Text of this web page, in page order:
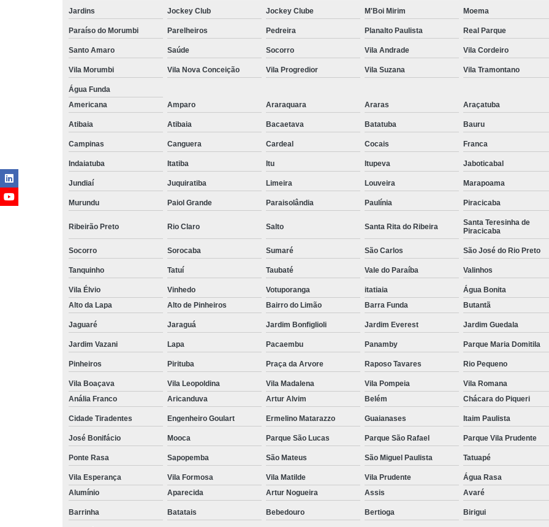
Tubulação em Alumínio
Tubulação em
Tubulação em
Tubulação em Alumínio
Jardins Jockey Club Jockey Clube M'Boi Mirim Moema
Paraíso do Morumbi Parelheiros Pedreira Planalto Paulista Real Parque
Santo Amaro Saúde Socorro Vila Andrade Vila Cordeiro
Vila Morumbi Vila Nova Conceição Vila Progredior Vila Suzana Vila Tramontano
Água Funda
Americana
Amparo Araraquara Araras Araçatuba
Atibaia Atibaia Bacaetava Batatuba Bauru
Campinas Canguera Cardeal Cocais Franca
Indaiatuba Itatiba Itu Itupeva Jaboticabal
Jundiaí Juquiratiba Limeira Louveira Marapoama
Murundu Paiol Grande Paraisolândia Paulínia Piracicaba
Ribeirão Preto Rio Claro Salto Santa Rita do Ribeira
Santa Teresinha de
Piracicaba
Socorro Sorocaba Sumaré São Carlos São José do Rio Preto
Tanquinho Tatuí Taubaté Vale do Paraíba Valinhos
Vila Élvio Vinhedo Votuporanga itatiaia Água Bonita
Alto da Lapa
Alto de Pinheiros Bairro do Limão Barra Funda Butantã
Jaguaré Jaraguá Jardim Bonfiglioli Jardim Everest Jardim Guedala
Jardim Vazani Lapa Pacaembu Panamby Parque Maria Domitila
Pinheiros Pirituba Praça da Arvore Raposo Tavares Rio Pequeno
Vila Boaçava Vila Leopoldina Vila Madalena Vila Pompeia Vila Romana
Anália Franco
Aricanduva Artur Alvim Belém Chácara do Piqueri
Cidade Tiradentes Engenheiro Goulart Ermelino Matarazzo Guaianases Itaim Paulista
José Bonifácio Mooca Parque São Lucas Parque São Rafael Parque Vila Prudente
Ponte Rasa Sapopemba São Mateus São Miguel Paulista Tatuapé
Vila Esperança Vila Formosa Vila Matilde Vila Prudente
Água Rasa
Alumínio
Aparecida Artur Nogueira Assis Avaré
Barrinha Batatais Bebedouro Bertioga Birigui